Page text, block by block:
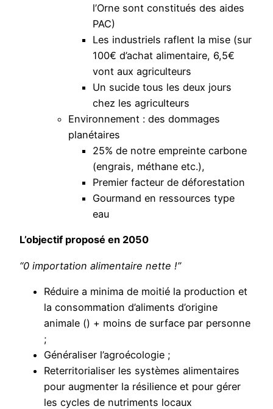
l’Orne sont constitués des aides
PAC)
Les industriels raflent la mise (sur
100€ d’achat alimentaire, 6,5€
vont aux agriculteurs
Un sucide tous les deux jours
chez les agriculteurs
Environnement : des dommages
planétaires
25% de notre empreinte carbone
(engrais, méthane etc.),
Premier facteur de déforestation
Gourmand en ressources type
eau
L’objectif proposé en 2050
“0 importation alimentaire nette !”
Réduire a minima de moitié la production et
la consommation d’aliments d’origine
animale () + moins de surface par personne
;
Généraliser l’agroécologie ;
Reterritorialiser les systèmes alimentaires
pour augmenter la résilience et pour gérer
les cycles de nutriments locaux